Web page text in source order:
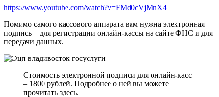
https://www.youtube.com/watch?v=FMd0cVjMnX4
Помимо самого кассового аппарата вам нужна электронная
подпись – для регистрации онлайн-кассы на сайте ФНС и для
передачи данных.
Стоимость электронной подписи для онлайн-касс
– 1800 рублей. Подробнее о ней вы можете
прочитать здесь.